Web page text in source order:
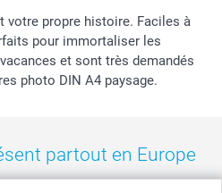
votre propre histoire. Faciles à
pour immortaliser les
et sont très demandés
photo DIN A4 paysage.
partout en Europe